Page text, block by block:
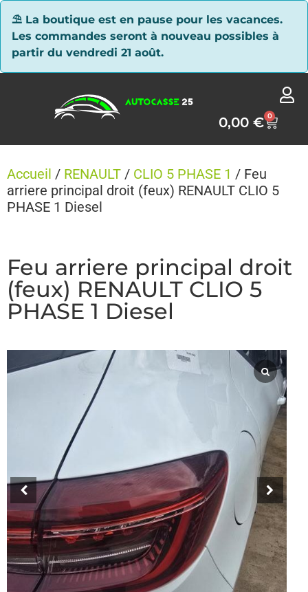
⛱ La boutique est en pause pour les vacances.
Les commandes seront à nouveau possibles à
partir du vendredi 21 août.
0,00€ 0
Accueil / RENAULT / CLIO 5 PHASE 1 / Feu
arriere principal droit (feux) RENAULT CLIO 5
PHASE 1 Diesel
Feu arriere principal droit
(feux) RENAULT CLIO 5
PHASE 1 Diesel
Panneau de gestion des cookies